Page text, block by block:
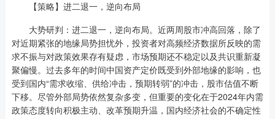
【策略】进二退一，逆向布局
大势研判：进二退一，逆向布局。近两周股市冲高回落，除了
对近期紧张的地缘局势担忧外，投资者对高频经济数据所反映的需
求不振与对政策效果存有疑虑，市场预期还不稳定以及共识重新凝
聚偏慢。过去多年的时间中国资产定价既受到外部地缘的影响，也
受到国内“需求收缩、供给冲击，预期转弱”的冲击，股市估值不断
下移。尽管外部局势依然复杂多变，但重要的变化在于2024年内需
政策态度转向积极主动、改革预期升温，国内经济社会的不确定性